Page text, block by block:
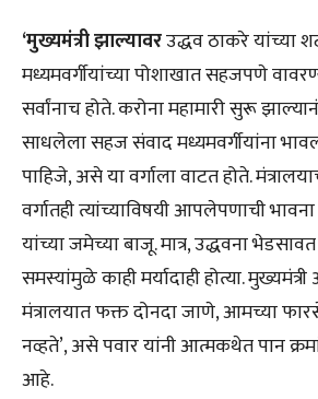
‘मुख्यमंत्री झाल्यावरउद्धव ठाकरे यांच्या
मध्यमवर्गीयांच्या पोशाखात सहजपणे
सर्वांनाच होते. करोना महामारी सुरू
साधलेला सहज संवाद मध्यमवर्गीयांना
पाहिजे, असे या वर्गाला वाटत होते.
वर्गातही त्यांच्याविषयी आपलेपणाची
यांच्या जमेच्या बाजू. मात्र, उद्धवना
समस्यांमुळे काही मर्यादाही होत्या.
मंत्रालयात फक्त दोनदा जाणे, आमच्या
नव्हते’, असे पवार यांनी आत्मकथेत पान
आहे.